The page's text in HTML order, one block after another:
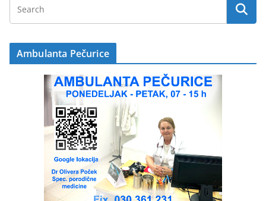
Ambulanta Pečurice